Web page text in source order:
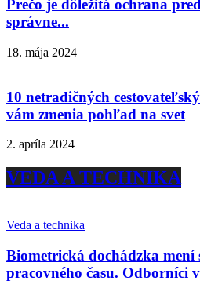
Prečo je dôležitá ochrana
správne...
18. mája 2024
10 netradičných
vám zmenia pohľad na svet
2. apríla 2024
VEDA A TECHNIKA
Veda a technika
Biometrická dochádzka mení
pracovného času. Odborníci